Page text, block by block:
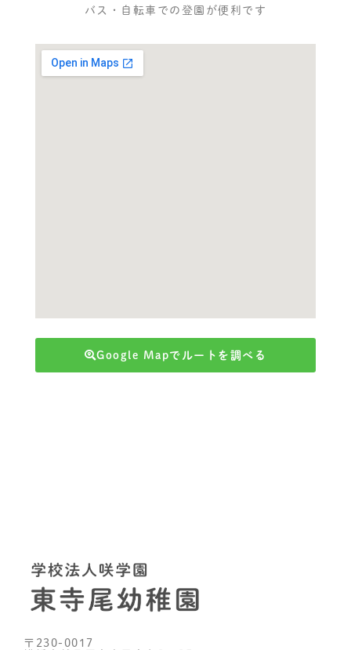
バス・自転車での登園が便利です
Google Mapでルートを調べる
〒230-0017